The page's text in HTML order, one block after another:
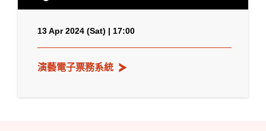
13 Apr 2024 (Sat) | 17:00
演藝電子票務系統